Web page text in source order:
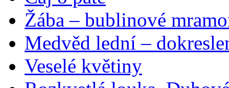
Žába – bublinové
Medvěd lední –
Veselé květiny